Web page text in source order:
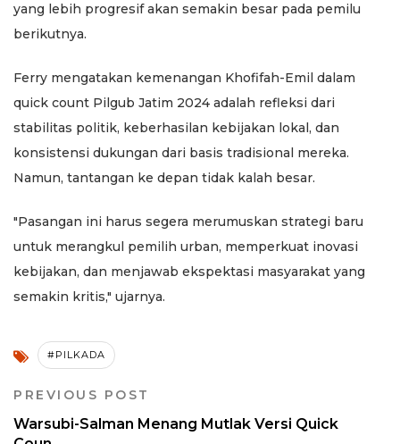
yang lebih progresif akan semakin besar pada pemilu
berikutnya.
Ferry mengatakan kemenangan Khofifah-Emil dalam
quick count Pilgub Jatim 2024 adalah refleksi dari
stabilitas politik, keberhasilan kebijakan lokal, dan
konsistensi dukungan dari basis tradisional mereka.
Namun, tantangan ke depan tidak kalah besar.
"Pasangan ini harus segera merumuskan strategi baru
untuk merangkul pemilih urban, memperkuat inovasi
kebijakan, dan menjawab ekspektasi masyarakat yang
semakin kritis," ujarnya.
#PILKADA
PREVIOUS POST
Warsubi-Salman Menang Mutlak Versi Quick